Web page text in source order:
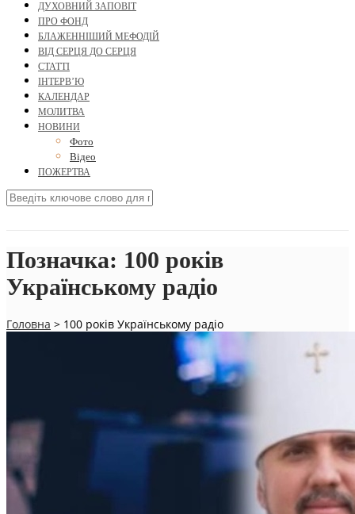
ДУХОВНИЙ ЗАПОВІТ
ПРО ФОНД
БЛАЖЕННІШИЙ МЕФОДІЙ
ВІД СЕРЦЯ ДО СЕРЦЯ
СТАТТІ
ІНТЕРВ’Ю
КАЛЕНДАР
МОЛИТВА
НОВИНИ
Фото
Відео
ПОЖЕРТВА
Позначка: 100 років
Українському радіо
Головна > 100 років Українському радіо